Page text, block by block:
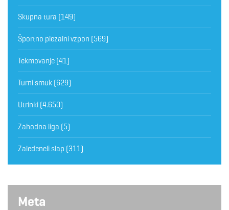
Skupna tura (149)
Športno plezalni vzpon (569)
Tekmovanje (41)
Turni smuk (629)
Utrinki (4.650)
Zahodna liga (5)
Zaledeneli slap (311)
Meta